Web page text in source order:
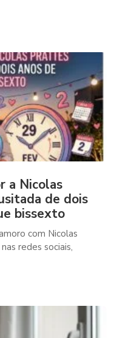
a Nicolas
de dois
bissexto
com Nicolas
redes sociais,